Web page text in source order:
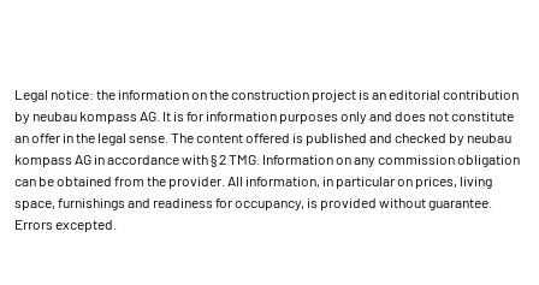
Legal notice: the information on the construction project is an editorial contribution
by neubau kompass AG. It is for information purposes only and does not constitute
an offer in the legal sense. The content offered is published and checked by neubau
kompass AG in accordance with § 2 TMG. Information on any commission obligation
can be obtained from the provider. All information, in particular on prices, living
space, furnishings and readiness for occupancy, is provided without guarantee.
Errors excepted.